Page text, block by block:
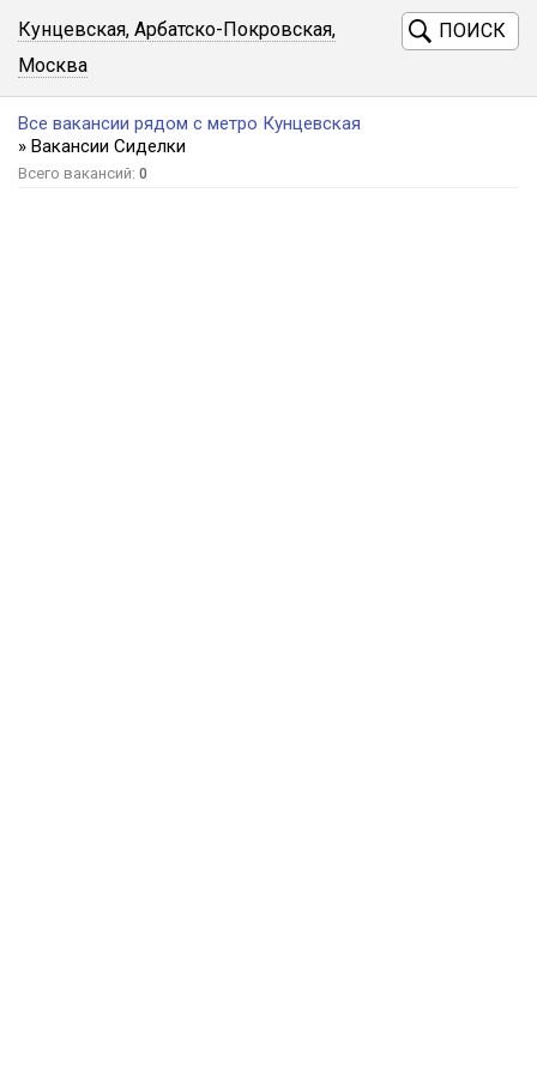
Кунцевская, Арбатско-Покровская,
Москва
ПОИСК
Все вакансии рядом с метро Кунцевская
» Вакансии Сиделки
Всего вакансий: 0